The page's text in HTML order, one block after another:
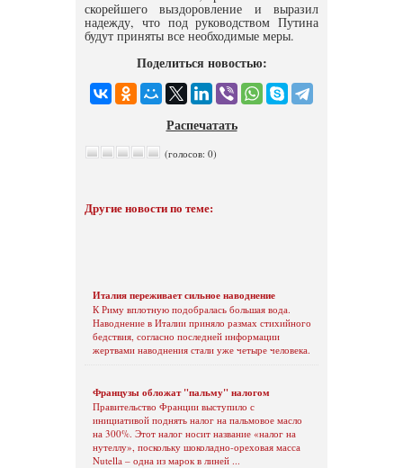
скорейшего выздоровление и выразил
надежду, что под руководством Путина
будут приняты все необходимые меры.
Поделиться новостью:
Распечатать
(голосов: 0)
Другие новости по теме:
Италия переживает сильное наводнение
К Риму вплотную подобралась большая вода.
Наводнение в Италии приняло размах стихийного
бедствия, согласно последней информации
жертвами наводнения стали уже четыре человека.
Французы обложат "пальму" налогом
Правительство Франции выступило с
инициативой поднять налог на пальмовое масло
на 300%. Этот налог носит название «налог на
нутеллу», поскольку шоколадно-ореховая масса
Nutella – одна из марок в линей ...